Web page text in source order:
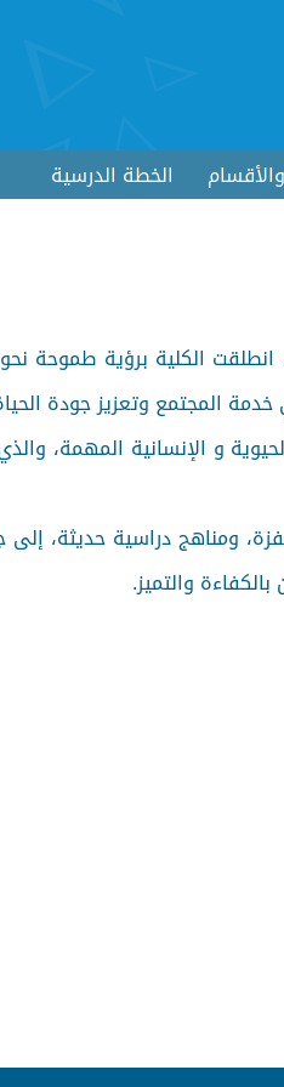
الخطة الدرسية
الكلية برؤية طموحة نحو
المجتمع وتعزيز جودة
و الإنسانية المهمة،
ومناهج دراسية حديثة،
والتميز.